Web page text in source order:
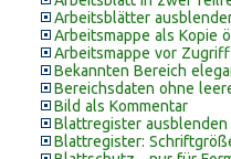
Arbeitsblätter
Arbeitsmappe als Kopie
Arbeitsmappe vor
Bekannten Bereich
Bereichsdaten ohne
Bild als Kommentar
Blattregister ausblenden
Blattregister: